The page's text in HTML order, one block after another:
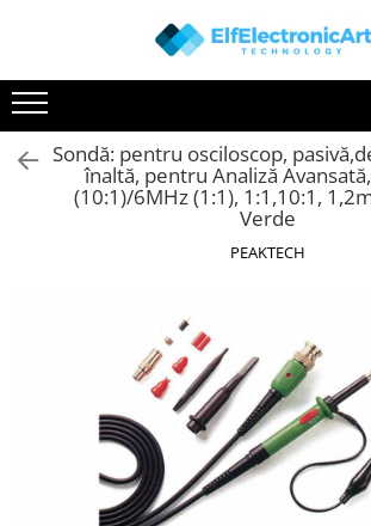
Toate Produsele
Audio
Auto
Instrumente de masura si control
Surse de alimentare
Osciloscoape
Osciloscoape AXIOMET
Sondă: pentru osciloscop,
înaltă, pentru Analiză
(10:1)/6MHz (1:1), 1:1,10:1,
Verde
PEAKTECH